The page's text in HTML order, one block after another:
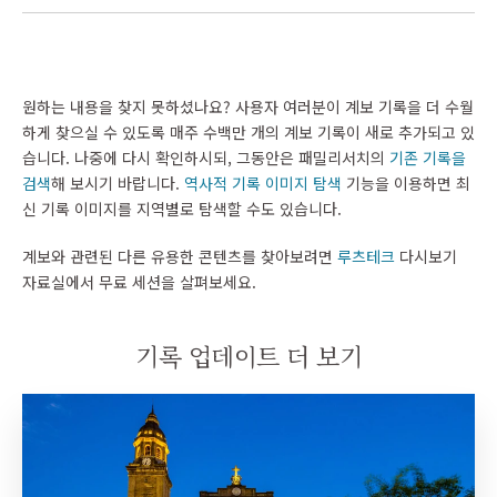
원하는 내용을 찾지 못하셨나요? 사용자 여러분이 계보 기록을 더 수월
하게 찾으실 수 있도록 매주 수백만 개의 계보 기록이 새로 추가되고 있
습니다. 나중에 다시 확인하시되, 그동안은 패밀리서치의 기존 기록을
검색해 보시기 바랍니다. 역사적 기록 이미지 탐색 기능을 이용하면 최
신 기록 이미지를 지역별로 탐색할 수도 있습니다.
계보와 관련된 다른 유용한 콘텐츠를 찾아보려면 루츠테크 다시보기
자료실에서 무료 세션을 살펴보세요.
기록 업데이트 더 보기